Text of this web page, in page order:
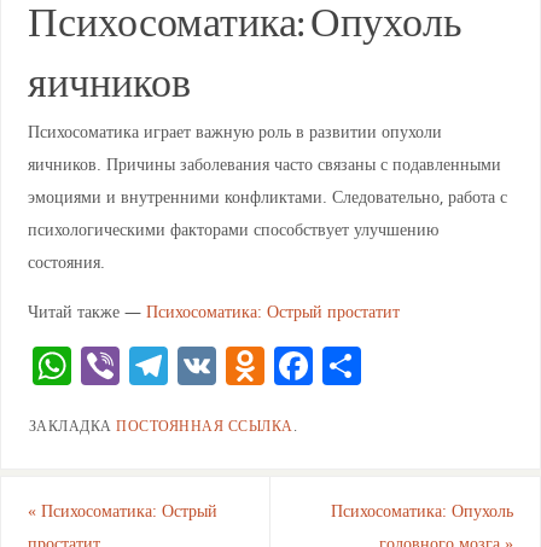
Психосоматика: Опухоль
яичников
Психосоматика играет важную роль в развитии опухоли
яичников. Причины заболевания часто связаны с подавленными
эмоциями и внутренними конфликтами. Следовательно, работа с
психологическими факторами способствует улучшению
состояния.
Читай также — Психосоматика: Острый простатит
W
at
A
Vi
er
T
e
a
V O
n
F
b
О
ть
ЗАКЛАДКАПОСТОЯННАЯ ССЫЛКА.
«Психосоматика: Острый
Психосоматика: Опухоль